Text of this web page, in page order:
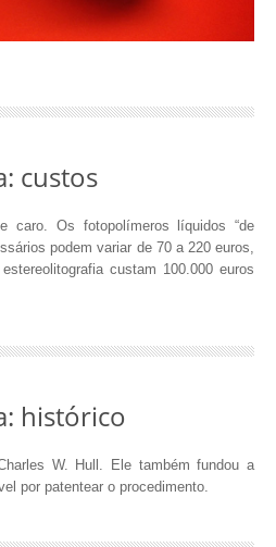
custos
caro. Os fotopolímeros líquidos “de
podem variar de 70 a 220 euros,
custam 100.000 euros
histórico
W. Hull. Ele também fundou a
por patentear o procedimento.